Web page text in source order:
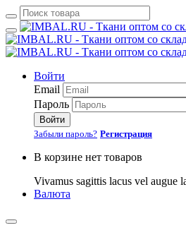
Войти
Email
Пароль
Войти
Забыли пароль? Регистрация
В корзине нет товаров
Vivamus sagittis lacus vel augue
Валюта